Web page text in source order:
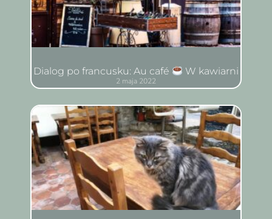
Dialog po francusku: Au café W kawiarni
2 maja 2022